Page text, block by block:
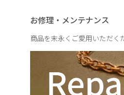
お修理・メンテナンス
商品を末永くご愛用いただく